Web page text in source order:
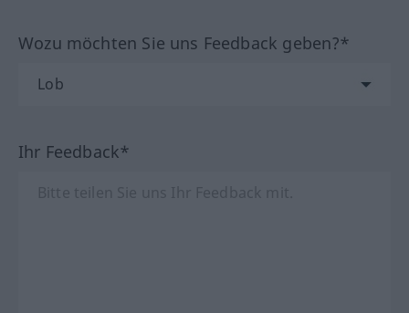
Wozu möchten Sie uns Feedback geben?*
Ihr Feedback*